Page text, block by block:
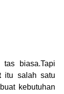
biasa.Tapi
itu salah satu
kebutuhan